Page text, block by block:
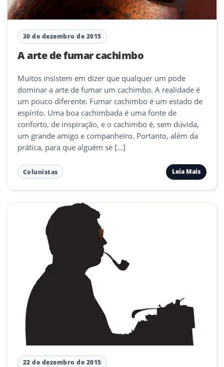
30 de dezembro de 2015
A arte de fumar cachimbo
Muitos insistem em dizer que qualquer um pode
dominar a arte de fumar um cachimbo. A realidade é
um pouco diferente. Fumar cachimbo é um estado de
espírito. Uma boa cachimbada é uma fonte de
conforto, de inspiração, e o cachimbo é, sem dúvida,
um grande amigo e companheiro. Portanto, além da
prática, para que alguém se […]
Colunistas Leia Mais
22 de dezembro de 2015